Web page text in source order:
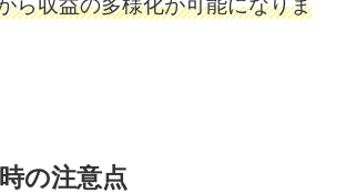
ら収益の多様化が可能になりま
の注意点